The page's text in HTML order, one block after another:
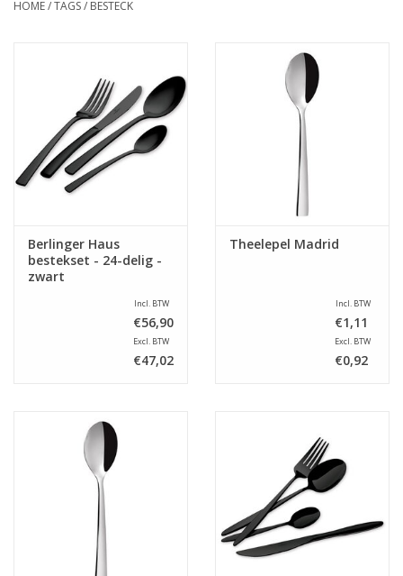
Hygiëne & opslag
HOME/TAGS/ BESTECK
Berlinger Haus
bestekset - 24-delig -
zwart
Incl. BTW
€56,90
Excl. BTW
€47,02
Theelepel Madrid
Incl. BTW
€1,11
Excl. BTW
€0,92